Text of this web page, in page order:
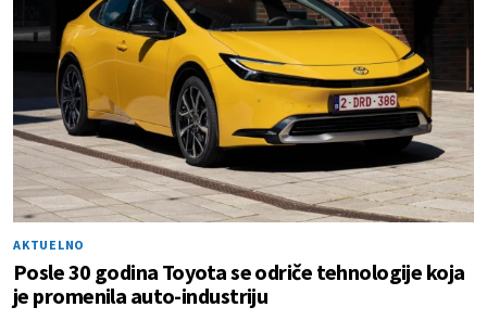
AKTUELNO
Posle 30 godina Toyota se odriče tehnologije koja
je promenila auto-industriju